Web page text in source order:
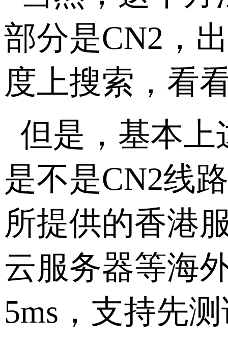
部分是CN2，
度上搜索，看
但是，基本上
是不是CN2线
所提供的香港
云服务器等海
5ms，支持先